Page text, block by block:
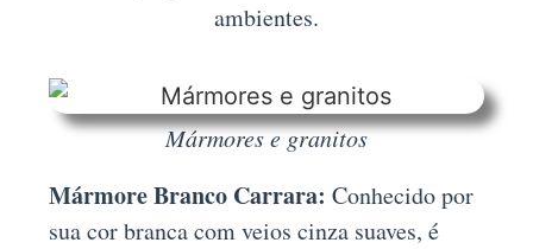
ambientes.
Mármores e granitos
Mármore Branco Carrara: Conhecido por
sua cor branca com veios cinza suaves, é